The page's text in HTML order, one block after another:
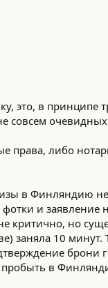
это, в
совсем
права, либо
в Финляндию
фотки и
критично, но
заняла 10
брони
пробыть в